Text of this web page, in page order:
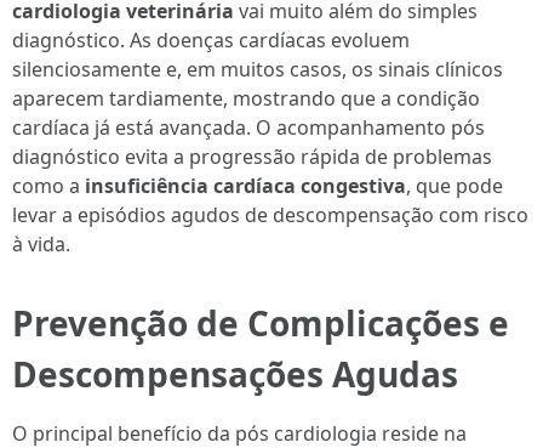
cardiologia veterinária vai muito além do simples
diagnóstico. As doenças cardíacas evoluem
silenciosamente e, em muitos casos, os sinais clínicos
aparecem tardiamente, mostrando que a condição
cardíaca já está avançada. O acompanhamento pós
diagnóstico evita a progressão rápida de problemas
como a insuficiência cardíaca congestiva, que pode
levar a episódios agudos de descompensação com risco
à vida.
Prevenção de Complicações e
Descompensações Agudas
O principal benefício da pós cardiologia reside na